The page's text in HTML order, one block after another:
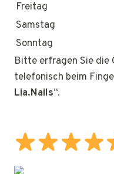
Freitag
Samstag
Sonntag
Bitte erfragen Sie die
telefonisch beim
Lia.Nails“.